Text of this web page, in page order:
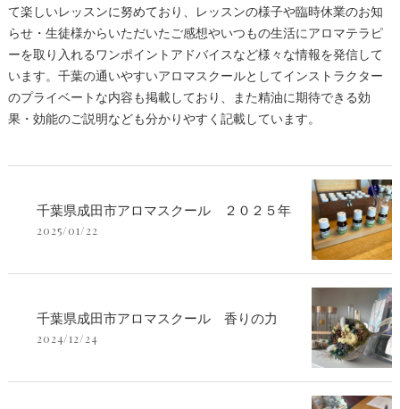
て楽しいレッスンに努めており、レッスンの様子や臨時休業のお知
らせ・生徒様からいただいたご感想やいつもの生活にアロマテラピ
ーを取り入れるワンポイントアドバイスなど様々な情報を発信して
います。千葉の通いやすいアロマスクールとしてインストラクター
のプライベートな内容も掲載しており、また精油に期待できる効
果・効能のご説明なども分かりやすく記載しています。
千葉県成田市アロマスクール ２０２５年
2025/01/22
千葉県成田市アロマスクール 香りの力
2024/12/24